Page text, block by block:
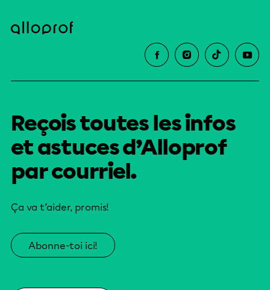
Reçois toutes les infos
et astuces d’Alloprof
par courriel.
Ça va t’aider, promis!
Abonne-toi ici!